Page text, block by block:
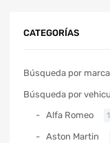
CATEGORÍAS
Búsqueda por marca
Búsqueda por
Alfa Romeo
Aston Martin